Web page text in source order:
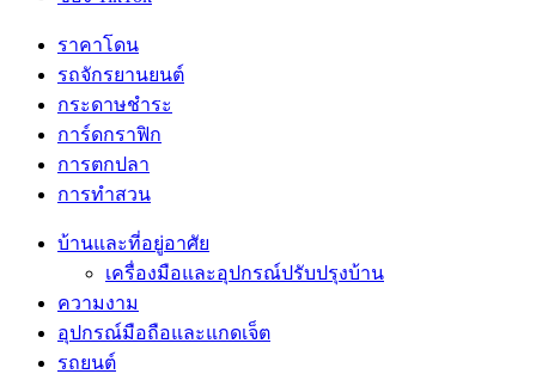
ราคาโดน
รถจักรยานยนต์
กระดาษชำระ
การ์ดกราฟิก
การตกปลา
การทำสวน
บ้านและที่อยู่อาศัย
เครื่องมือและอุปกรณ์ปรับปรุงบ้าน
ความงาม
อุปกรณ์มือถือและแกดเจ็ต
รถยนต์